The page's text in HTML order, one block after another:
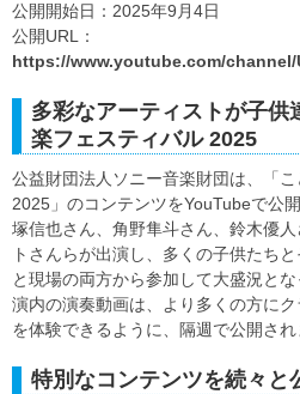
公開開始日：2025年9月4日
公開URL：
https://www.youtube.com/
多彩なアーティストが子供
楽フェスティバル 2025
公益財団法人ソニー音楽財団は、「
2025」のコンテンツをYouTubeで公
塚信也さん、角野隼斗さん、鈴木優
トさんらが出演し、多くの子供たち
と現場の両方から参加して大盛況と
演内の演奏動画は、より多くの方に
を体験できるように、隔週で公開され
特別なコンテンツを続々と